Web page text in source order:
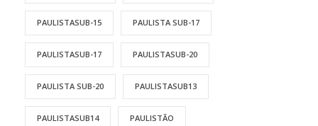
PAULISTASUB-15 PAULISTA SUB-17
PAULISTASUB-17 PAULISTASUB-20
PAULISTA SUB-20 PAULISTASUB13
PAULISTASUB14 PAULISTÃO